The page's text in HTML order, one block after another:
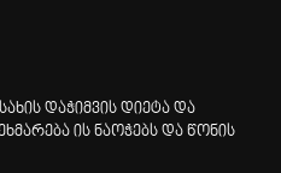
დაჭიმვის დიეტა და
ის ნაოჭებს და წონის